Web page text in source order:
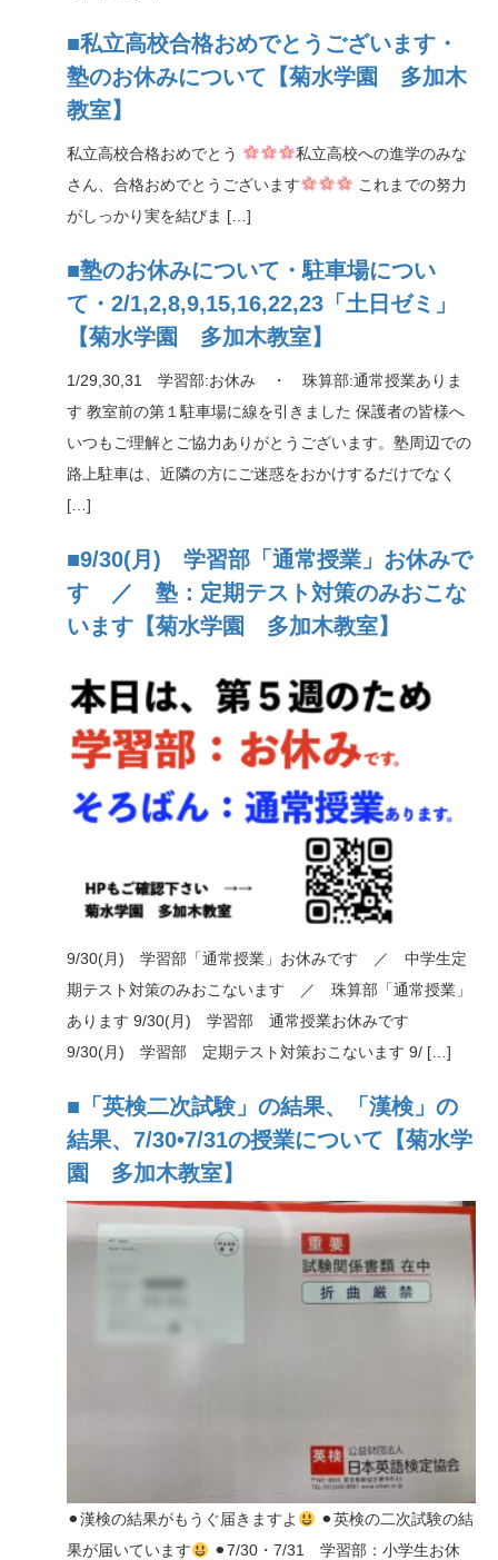
■私立高校合格おめでとうございます・
塾のお休みについて【菊水学園 多加木
教室】
私立高校合格おめでとう
私立高校への進学のみな
さん、合格おめでとうございます
これまでの努力
がしっかり実を結びま […]
■塾のお休みについて・駐車場につい
て・2/1,2,8,9,15,16,22,23「土日ゼミ」
【菊水学園 多加木教室】
1/29,30,31 学習部:お休み ・ 珠算部:通常授業ありま
す 教室前の第１駐車場に線を引きました 保護者の皆様へ
いつもご理解とご協力ありがとうございます。塾周辺での
路上駐車は、近隣の方にご迷惑をおかけするだけでなく
[…]
■9/30(月) 学習部「通常授業」お休みで
す ／ 塾：定期テスト対策のみおこな
います【菊水学園 多加木教室】
9/30(月) 学習部「通常授業」お休みです ／ 中学生定
期テスト対策のみおこないます ／ 珠算部「通常授業」
あります 9/30(月) 学習部 通常授業お休みです
9/30(月) 学習部 定期テスト対策おこないます 9/ […]
■「英検二次試験」の結果、「漢検」の
結果、7/30•7/31の授業について【菊水学
園 多加木教室】
⚫︎漢検の結果がもうぐ届きますよ
⚫︎英検の二次試験の結
果が届いています
⚫︎7/30・7/31 学習部：小学生お休